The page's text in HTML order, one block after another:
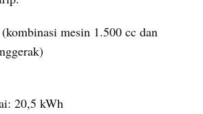
mesin 1.500 cc dan
20,5 kWh